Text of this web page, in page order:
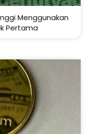
Menggunakan
Pertama